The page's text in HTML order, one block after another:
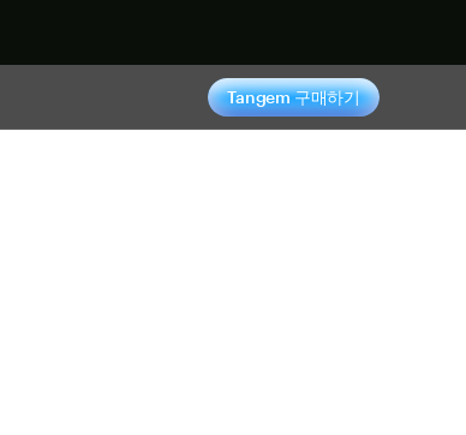
Tangem 구매하기